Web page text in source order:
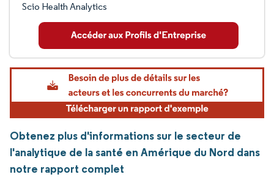
Scio Health Analytics
Obtenez plus d'informations sur le secteur de
l'analytique de la santé en Amérique du Nord dans
notre rapport complet